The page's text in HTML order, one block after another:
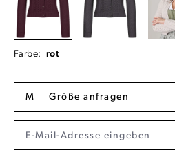
Farbe: rot
M Größe anfragen